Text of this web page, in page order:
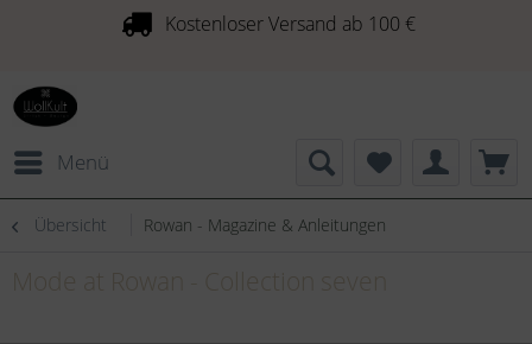
Kostenloser Versand ab 100 €
Menü
Übersicht Rowan - Magazine & Anleitungen